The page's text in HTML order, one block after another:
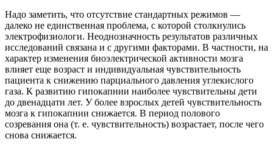
Надо заметить, что отсутствие стандартных режимов —
далеко не единственная проблема, с которой столкнулись
электрофизиологи. Неоднозначность результатов различных
исследований связана и с другими факторами. В частности, на
характер изменения биоэлектрической активности мозга
влияет еще возраст и индивидуальная чувствительность
пациента к снижению парциального давления углекислого
газа. К развитию гипокапнии наиболее чувствительны дети
до двенадцати лет. У более взрослых детей чувствительность
мозга к гипокапнии снижается. В период полового
созревания она (т. е. чувствительность) возрастает, после чего
снова снижается.